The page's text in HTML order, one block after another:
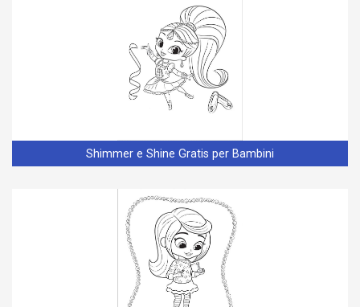
Shimmer e Shine Gratis per Bambini